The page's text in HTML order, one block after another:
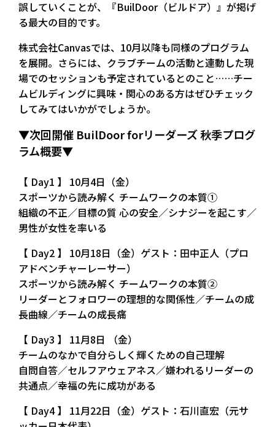
誤していくことが、『BuilDoor（ビルドア）』が掲げ
る最大の目的です。
株式会社Canvasでは、10月以降も同様のプログラム
を展開。さらには、クラブチームの活動と連動した現
場でのセッションも予定されているとのこと……チー
ムビルディングに興味・関心のある方はぜひチェック
してみてはいかがでしょうか。
▼次回開催 BuilDoor forリーダーズ 秋季プログ
ラム概要▼
【 Day1 】 10月4日（金）
スポーツから読み解く チームワークの本質①
組織の不正／目標の質 心の安全／シナジーを起こす／
男性が女性を率いる
【 Day2 】 10月18日（金）ゲスト：田中正人（プロ
アドベンチャーレーサー）
スポーツから読み解く チームワークの本質②
リーダーとフォロワーの理想的な関係性／チームの成
長曲線／チームの成長痛
【 Day3 】 11月8日 （金）
チームのなかで自分らしく輝くための自己理解
自問自答／セルフアウェアネス／嫌われるリーダーの
共通点／幸福の先に成功がある
【 Day4 】 11月22日（金）ゲスト：石川直宏（元サ